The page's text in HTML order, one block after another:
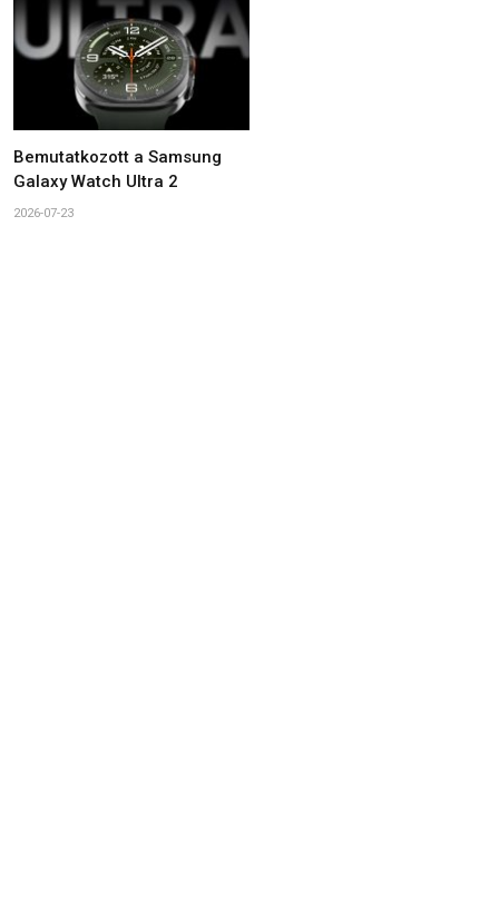
Bemutatkozott a Samsung
Galaxy Watch Ultra 2
2026-07-23